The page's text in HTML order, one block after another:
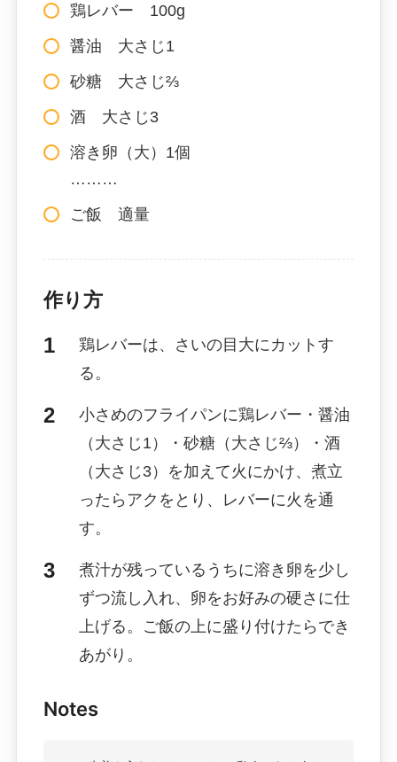
鶏レバー 100g
醤油 大さじ1
砂糖 大さじ⅔
酒 大さじ3
溶き卵（大）1個
………
ご飯 適量
作り方
鶏レバーは、さいの目大にカットす
る。
小さめのフライパンに鶏レバー・醤油
（大さじ1）・砂糖（大さじ⅔）・酒
（大さじ3）を加えて火にかけ、煮立
ったらアクをとり、レバーに火を通
す。
煮汁が残っているうちに溶き卵を少し
ずつ流し入れ、卵をお好みの硬さに仕
上げる。ご飯の上に盛り付けたらでき
あがり。
Notes